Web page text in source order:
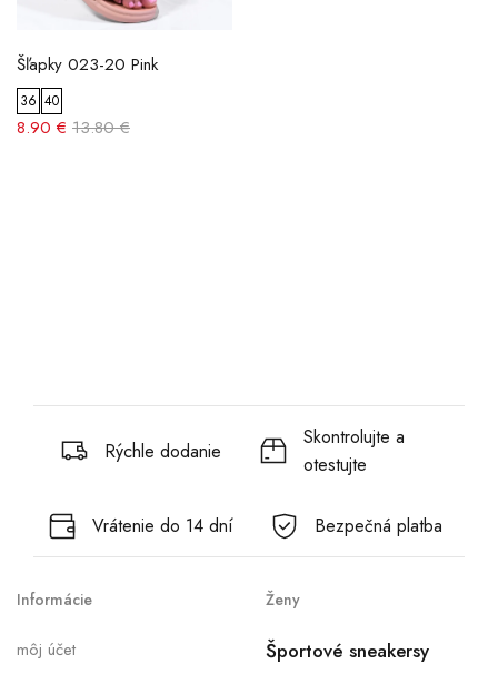
Šľapky 023-20 Pink
36 40
8.90 € 13.80 €
Rýchle dodanie
Skontrolujte a
otestujte
Vrátenie do 14 dní Bezpečná platba
Informácie
môj účet
Ženy
Športové sneakersy